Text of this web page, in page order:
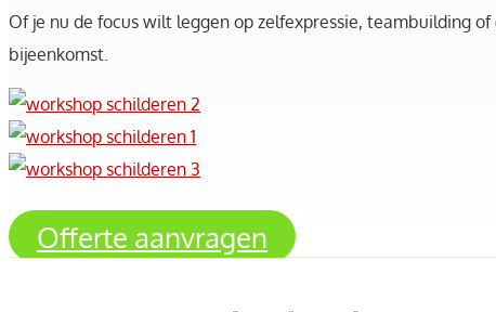
Of je nu de focus wilt leggen op zelfexpressie, teambuilding
bijeenkomst.
Offerte aanvragen